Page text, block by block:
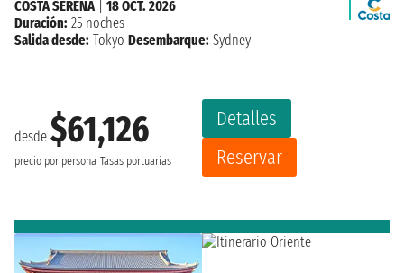
desde $61,126
precio por persona Tasas portuarias
Detalles
Reservar
COSTA SERENA| 18 OCT. 2026
Duración: 25 noches
Salida desde: Tokyo Desembarque: Sydney